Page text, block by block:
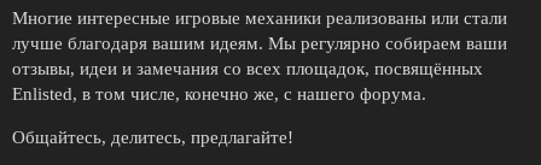
Многие интересные игровые механики реализованы или стали
лучше благодаря вашим идеям. Мы регулярно собираем ваши
отзывы, идеи и замечания со всех площадок, посвящённых
Enlisted, в том числе, конечно же, с нашего форума.
Общайтесь, делитесь, предлагайте!